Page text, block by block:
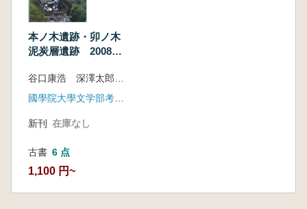
本ノ木遺跡・卯ノ木
泥炭層遺跡 2008年
新刊 在庫なし
古書 6 点
1,100 円~